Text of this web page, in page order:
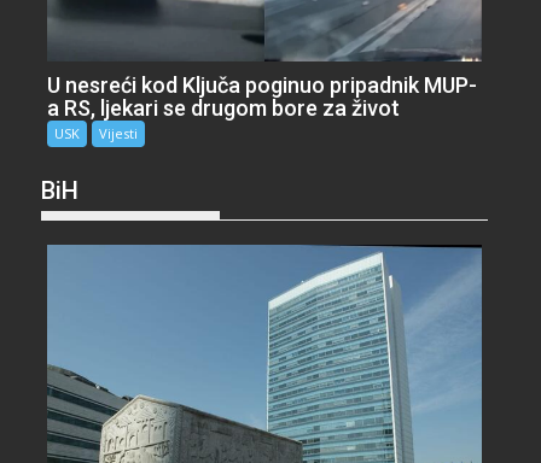
U nesreći kod Ključa poginuo pripadnik MUP-
a RS, ljekari se drugom bore za život
USK Vijesti
BiH